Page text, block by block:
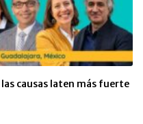
causas laten más fuerte